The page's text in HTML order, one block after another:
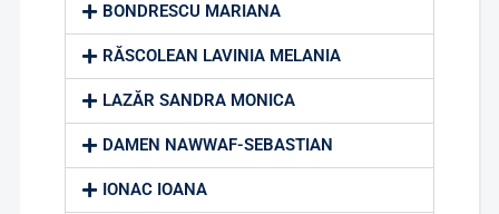
BONDRESCU MARIANA
RĂSCOLEAN LAVINIA MELANIA
LAZĂR SANDRA MONICA
DAMEN NAWWAF-SEBASTIAN
IONAC IOANA